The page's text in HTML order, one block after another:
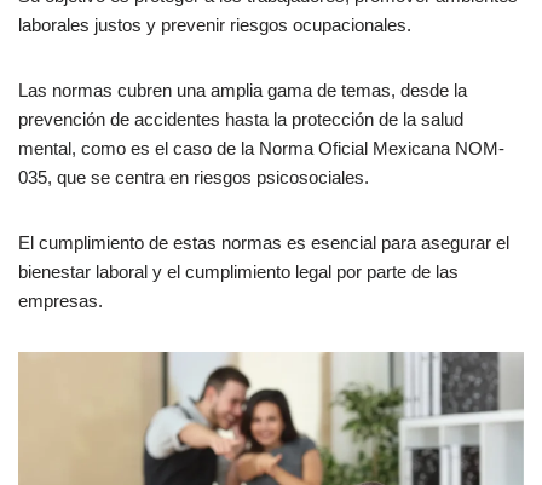
laborales justos y prevenir riesgos ocupacionales.
Las normas cubren una amplia gama de temas, desde la
prevención de accidentes hasta la protección de la salud
mental, como es el caso de la Norma Oficial Mexicana NOM-
035, que se centra en riesgos psicosociales.
El cumplimiento de estas normas es esencial para asegurar el
bienestar laboral y el cumplimiento legal por parte de las
empresas.